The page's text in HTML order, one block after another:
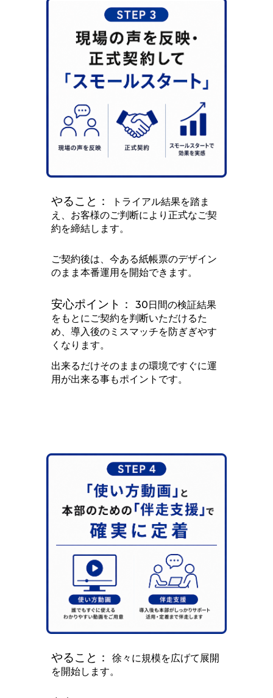
やること：
トライアル結果を踏ま
え、お客様のご判断により正式なご契
約を締結します。
ご契約後は、今ある紙帳票のデザイン
のまま本番運用を開始できます。
安心ポイント：30日間の検証結果
をもとにご契約を判断いただけるた
め、導入後のミスマッチを防ぎぎやす
くなります。
出来るだけそのままの環境ですぐに運
用が出来る事もポイントです。
やること：徐々に規模を広げて展開
を開始します。